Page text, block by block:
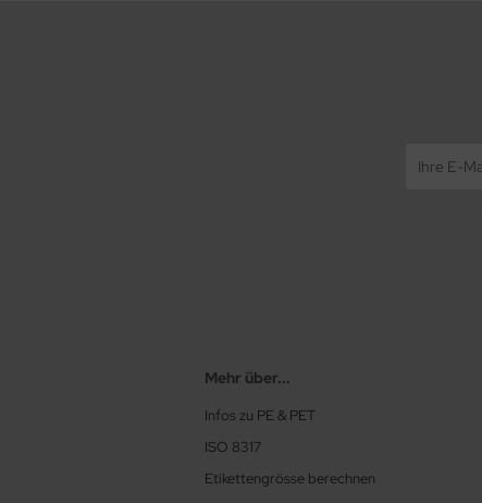
Mehr über...
Infos zu PE & PET
ISO 8317
Etikettengrösse berechnen